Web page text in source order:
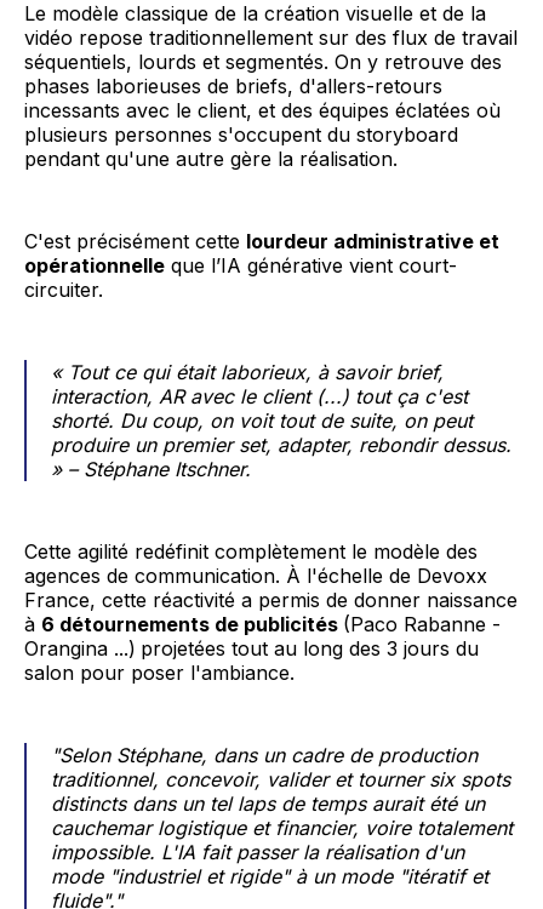
Le modèle classique de la création visuelle et de la
vidéo repose traditionnellement sur des flux de travail
séquentiels, lourds et segmentés. On y retrouve des
phases laborieuses de briefs, d'allers-retours
incessants avec le client, et des équipes éclatées où
plusieurs personnes s'occupent du storyboard
pendant qu'une autre gère la réalisation.
C'est précisément cette lourdeur administrative et
opérationnelle que l’IA générative vient court-
circuiter.
« Tout ce qui était laborieux, à savoir brief,
interaction, AR avec le client (...) tout ça c'est
shorté. Du coup, on voit tout de suite, on peut
produire un premier set, adapter, rebondir dessus.
» – Stéphane Itschner.
Cette agilité redéfinit complètement le modèle des
agences de communication. À l'échelle de Devoxx
France, cette réactivité a permis de donner naissance
à 6 détournements de publicités (Paco Rabanne -
Orangina ...) projetées tout au long des 3 jours du
salon pour poser l'ambiance.
"Selon Stéphane, dans un cadre de production
traditionnel, concevoir, valider et tourner six spots
distincts dans un tel laps de temps aurait été un
cauchemar logistique et financier, voire totalement
impossible. L'IA fait passer la réalisation d'un
mode "industriel et rigide" à un mode "itératif et
fluide"."